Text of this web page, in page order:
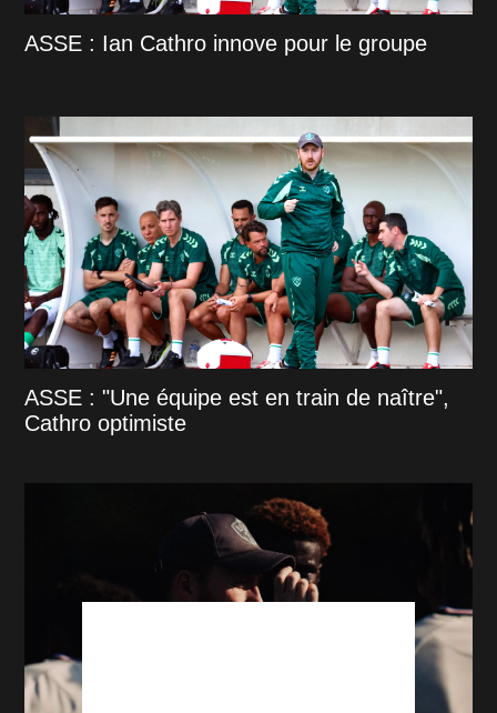
ASSE : Ian Cathro innove pour le groupe
ASSE : "Une équipe est en train de naître",
Cathro optimiste